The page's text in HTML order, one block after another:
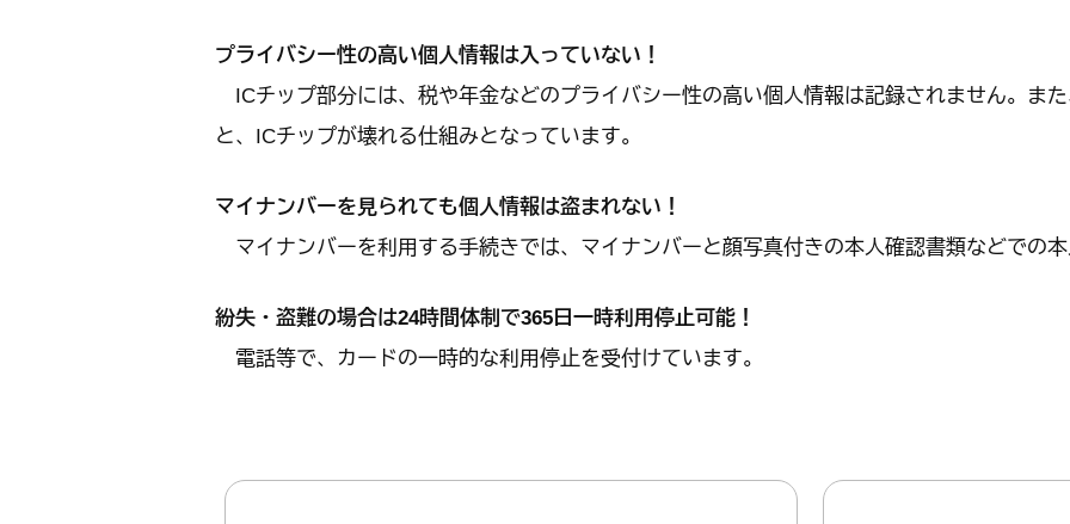
プライバシー性の高い個人情報は入っていない！
ICチップ部分には、税や年金などのプライバシー性の高い個人情報は記録されません。ま
と、ICチップが壊れる仕組みとなっています。
マイナンバーを見られても個人情報は盗まれない！
マイナンバーを利用する手続きでは、マイナンバーと顔写真付きの本人確認書類などでの
紛失・盗難の場合は24時間体制で365日一時利用停止可能！
電話等で、カードの一時的な利用停止を受付けています。